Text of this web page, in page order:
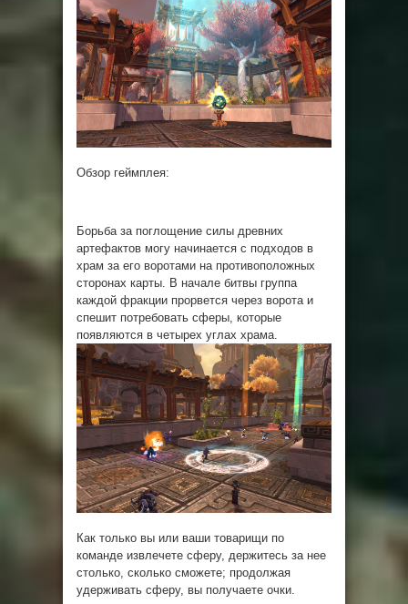
Обзор геймплея:
Борьба за поглощение силы древних
артефактов могу начинается с подходов в
храм за его воротами на противоположных
сторонах карты. В начале битвы группа
каждой фракции прорвется через ворота и
спешит потребовать сферы, которые
появляются в четырех углах храма.
Как только вы или ваши товарищи по
команде извлечете сферу, держитесь за нее
столько, сколько сможете; продолжая
удерживать сферу, вы получаете очки.